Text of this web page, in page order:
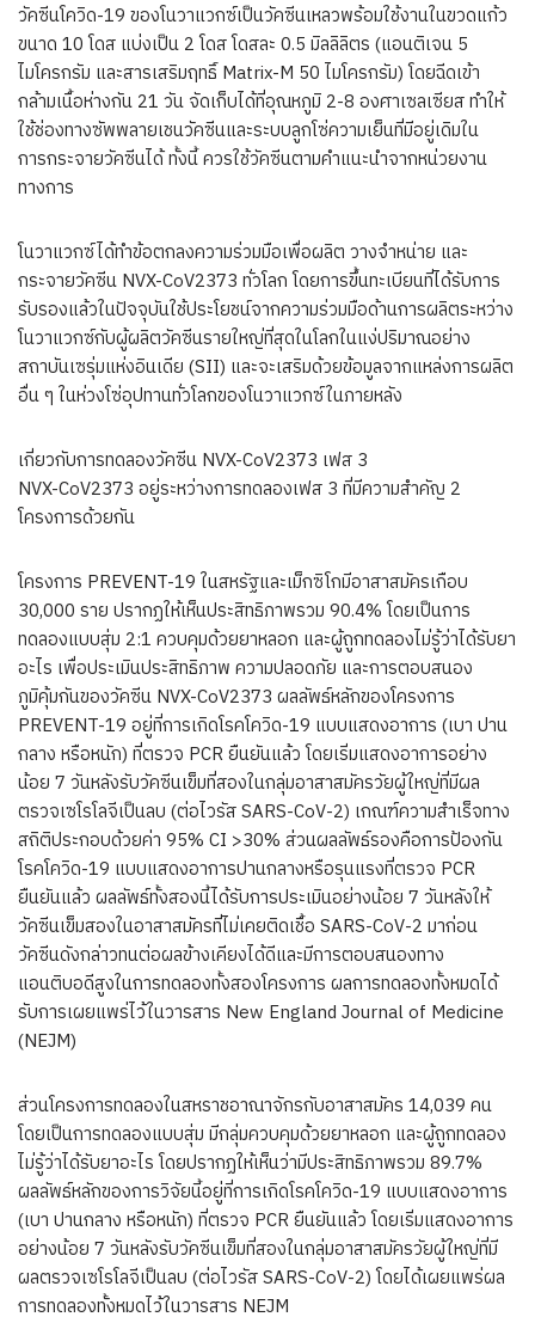
วัคซีนโควิด-19 ของโนวาแวกซ์เป็นวัคซีนเหลวพร้อมใช้งานในขวดแก้ว
ขนาด 10 โดส แบ่งเป็น 2 โดส โดสละ 0.5 มิลลิลิตร (แอนติเจน 5
ไมโครกรัม และสารเสริมฤทธิ์ Matrix-M 50 ไมโครกรัม) โดยฉีดเข้า
กล้ามเนื้อห่างกัน 21 วัน จัดเก็บได้ที่อุณหภูมิ 2-8 องศาเซลเซียส ทำให้
ใช้ช่องทางซัพพลายเชนวัคซีนและระบบลูกโซ่ความเย็นที่มีอยู่เดิมใน
การกระจายวัคซีนได้ ทั้งนี้ ควรใช้วัคซีนตามคำแนะนำจากหน่วยงาน
ทางการ
โนวาแวกซ์ได้ทำข้อตกลงความร่วมมือเพื่อผลิต วางจำหน่าย และ
กระจายวัคซีน NVX-CoV2373 ทั่วโลก โดยการขึ้นทะเบียนที่ได้รับการ
รับรองแล้วในปัจจุบันใช้ประโยชน์จากความร่วมมือด้านการผลิตระหว่าง
โนวาแวกซ์กับผู้ผลิตวัคซีนรายใหญ่ที่สุดในโลกในแง่ปริมาณอย่าง
สถาบันเซรุ่มแห่งอินเดีย (SII) และจะเสริมด้วยข้อมูลจากแหล่งการผลิต
อื่น ๆ ในห่วงโซ่อุปทานทั่วโลกของโนวาแวกซ์ในภายหลัง
เกี่ยวกับการทดลองวัคซีน NVX-CoV2373 เฟส 3
NVX-CoV2373 อยู่ระหว่างการทดลองเฟส 3 ที่มีความสำคัญ 2
โครงการด้วยกัน
โครงการ PREVENT-19 ในสหรัฐและเม็กซิโกมีอาสาสมัครเกือบ
30,000 ราย ปรากฏให้เห็นประสิทธิภาพรวม 90.4% โดยเป็นการ
ทดลองแบบสุ่ม 2:1 ควบคุมด้วยยาหลอก และผู้ถูกทดลองไม่รู้ว่าได้รับยา
อะไร เพื่อประเมินประสิทธิภาพ ความปลอดภัย และการตอบสนอง
ภูมิคุ้มกันของวัคซีน NVX-CoV2373 ผลลัพธ์หลักของโครงการ
PREVENT-19 อยู่ที่การเกิดโรคโควิด-19 แบบแสดงอาการ (เบา ปาน
กลาง หรือหนัก) ที่ตรวจ PCR ยืนยันแล้ว โดยเริ่มแสดงอาการอย่าง
น้อย 7 วันหลังรับวัคซีนเข็มที่สองในกลุ่มอาสาสมัครวัยผู้ใหญ่ที่มีผล
ตรวจเซโรโลจีเป็นลบ (ต่อไวรัส SARS-CoV-2) เกณฑ์ความสำเร็จทาง
สถิติประกอบด้วยค่า 95% CI >30% ส่วนผลลัพธ์รองคือการป้องกัน
โรคโควิด-19 แบบแสดงอาการปานกลางหรือรุนแรงที่ตรวจ PCR
ยืนยันแล้ว ผลลัพธ์ทั้งสองนี้ได้รับการประเมินอย่างน้อย 7 วันหลังให้
วัคซีนเข็มสองในอาสาสมัครที่ไม่เคยติดเชื้อ SARS-CoV-2 มาก่อน
วัคซีนดังกล่าวทนต่อผลข้างเคียงได้ดีและมีการตอบสนองทาง
แอนติบอดีสูงในการทดลองทั้งสองโครงการ ผลการทดลองทั้งหมดได้
รับการเผยแพร่ไว้ในวารสาร New England Journal of Medicine
(NEJM)
ส่วนโครงการทดลองในสหราชอาณาจักรกับอาสาสมัคร 14,039 คน
โดยเป็นการทดลองแบบสุ่ม มีกลุ่มควบคุมด้วยยาหลอก และผู้ถูกทดลอง
ไม่รู้ว่าได้รับยาอะไร โดยปรากฏให้เห็นว่ามีประสิทธิภาพรวม 89.7%
ผลลัพธ์หลักของการวิจัยนี้อยู่ที่การเกิดโรคโควิด-19 แบบแสดงอาการ
(เบา ปานกลาง หรือหนัก) ที่ตรวจ PCR ยืนยันแล้ว โดยเริ่มแสดงอาการ
อย่างน้อย 7 วันหลังรับวัคซีนเข็มที่สองในกลุ่มอาสาสมัครวัยผู้ใหญ่ที่มี
ผลตรวจเซโรโลจีเป็นลบ (ต่อไวรัส SARS-CoV-2) โดยได้เผยแพร่ผล
การทดลองทั้งหมดไว้ในวารสาร NEJM